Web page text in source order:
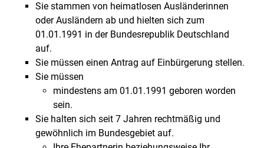
Sie stammen von heimatlosen Ausländerinnen
oder Ausländern ab und hielten sich zum
01.01.1991 in der Bundesrepublik Deutschland
auf.
Sie müssen einen Antrag auf Einbürgerung stellen.
Sie müssen
mindestens am 01.01.1991 geboren worden
sein.
Sie halten sich seit 7 Jahren rechtmäßig und
gewöhnlich im Bundesgebiet auf.